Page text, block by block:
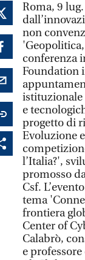
Roma, 9
non
conferenza
Foundation
istituzionale
e
progetto di
Evoluzione
l’Italia?',
promosso
Csf.
tema
frontiera
Center of
Calabrò,
e